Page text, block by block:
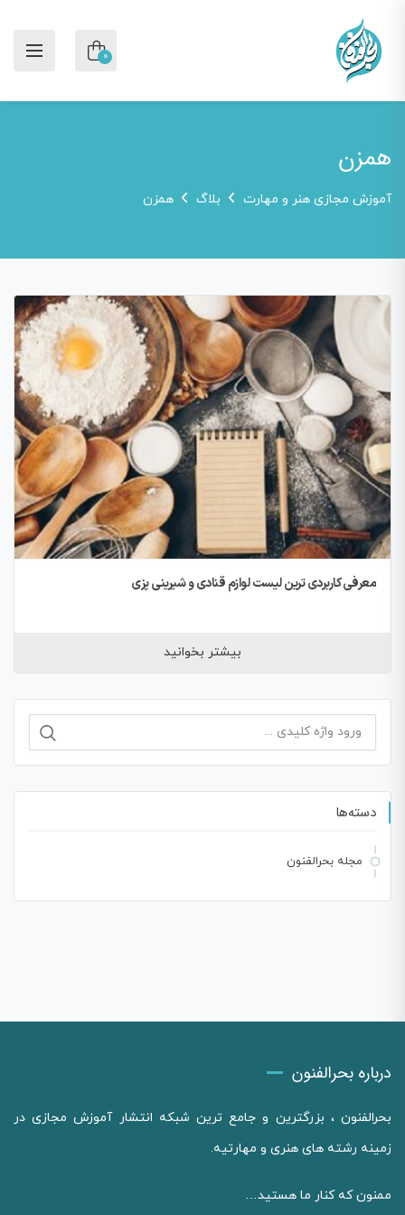
0
همزن
آموزش مجازی هنر و مهارت بلاگ همزن
معرفی کاربردی ترین لیست لوازم قنادی و شیرینی پزی
بیشتر بخوانید
جستجو
دسته‌ها
مجله بحرالفنون
درباره بحرالفنون
بحرالفنون ، بزرگترین و جامع ترین شبکه انتشار آموزش مجازی در
زمینه رشته های هنری و مهارتیه.
ممنون که کنار ما هستید…